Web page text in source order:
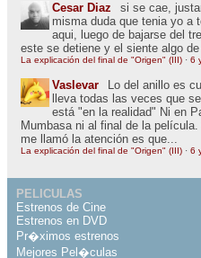
Cesar Diaz
si se cae,
misma duda que tenia yo a
aqui, luego de bajarse del
este se detiene y el siente algo
La explicación del final de "Origen" (III) · 6
Vaslevar
Lo del anillo es
lleva todas las veces que
está "en la realidad" Ni en
Mumbasa ni al final de la
me llamó la atención es que...
La explicación del final de "Origen" (III) · 6
PELICULAS
Estrenos de Cine
Estrenos en DVD
Pr�ximos estrenos
Mejores Pel�culas